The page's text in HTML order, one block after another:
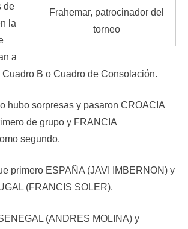
Frahemar, patrocinador del
torneo
de
la
a
B o Cuadro de Consolación.
hubo sorpresas y pasaron CROACIA
de grupo y FRANCIA
segundo.
primero ESPAÑA (JAVI IMBERNON) y
(FRANCIS SOLER).
(ANDRES MOLINA) y